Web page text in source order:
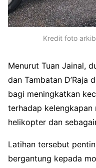
Kredit foto
Menurut Tuan Jainal,
dan Tambatan D’Raja
bagi meningkatkan
terhadap
helikopter dan
Latihan tersebut
bergantung kepada